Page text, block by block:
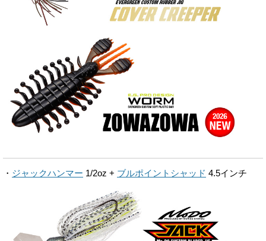
・ ジャックハンマー 1/2oz + ブルポイントシャッド 4.5インチ